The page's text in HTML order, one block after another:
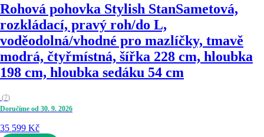
Rohová pohovka Stylish StanSametová,
rozkládací, pravý roh/do L,
voděodolná/vhodné pro mazlíčky, tmavě
modrá, čtyřmístná, šířka 228 cm, hloubka
198 cm, hloubka sedáku 54 cm
(7)
Doručíme od 30. 9. 2026
35 599 Kč